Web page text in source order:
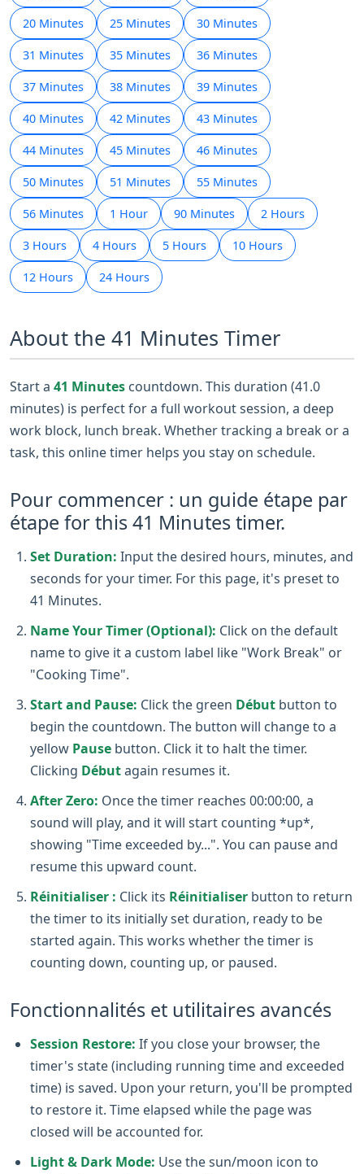
20 Minutes 25 Minutes 30 Minutes
31 Minutes 35 Minutes 36 Minutes
37 Minutes 38 Minutes 39 Minutes
40 Minutes 42 Minutes 43 Minutes
44 Minutes 45 Minutes 46 Minutes
50 Minutes 51 Minutes 55 Minutes
56 Minutes 1 Hour 90 Minutes 2 Hours
3 Hours 4 Hours 5 Hours 10 Hours
12 Hours 24 Hours
About the 41 Minutes Timer
Start a 41 Minutes countdown. This duration (41.0
minutes) is perfect for a full workout session, a deep
work block, lunch break. Whether tracking a break or a
task, this online timer helps you stay on schedule.
Pour commencer : un guide étape par
étape for this 41 Minutes timer.
Set Duration: Input the desired hours, minutes, and
seconds for your timer. For this page, it's preset to
41 Minutes.
Name Your Timer (Optional): Click on the default
name to give it a custom label like "Work Break" or
"Cooking Time".
Start and Pause: Click the green Début button to
begin the countdown. The button will change to a
yellow Pause button. Click it to halt the timer.
Clicking Débutagain resumes it.
After Zero: Once the timer reaches 00:00:00, a
sound will play, and it will start counting *up*,
showing "Time exceeded by...". You can pause and
resume this upward count.
Réinitialiser : Click its Réinitialiser button to return
the timer to its initially set duration, ready to be
started again. This works whether the timer is
counting down, counting up, or paused.
Fonctionnalités et utilitaires avancés
Session Restore: If you close your browser, the
timer's state (including running time and exceeded
time) is saved. Upon your return, you'll be prompted
to restore it. Time elapsed while the page was
closed will be accounted for.
Light & Dark Mode: Use the sun/moon icon to